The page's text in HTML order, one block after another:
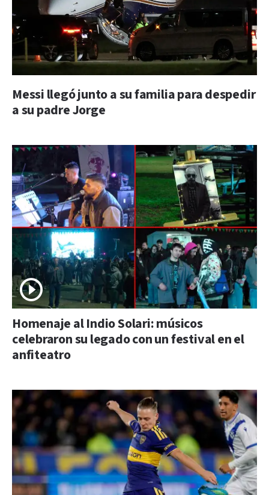
Messi llegó junto a su familia para despedir
a su padre Jorge
Homenaje al Indio Solari: músicos
celebraron su legado con un festival en el
anfiteatro